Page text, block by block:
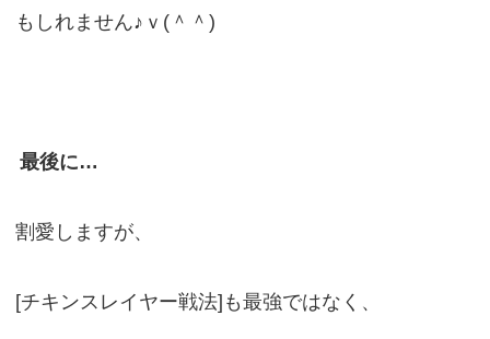
もしれません♪ｖ(＾＾)
最後に…
割愛しますが、
[チキンスレイヤー戦法]も最強ではなく、